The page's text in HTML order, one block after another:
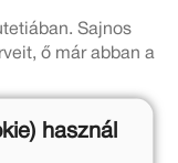
Sajnos
ő már abban a
használ